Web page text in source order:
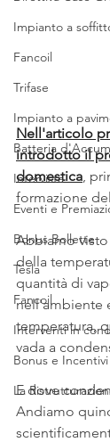
Impianto a
Fancoil
Trifase
Impianto a
Batteria
Intervista
Eventi e
Bonus Bollette
Tesla
Fancoil
Interventi in
Bonus e Incentivi
La
Nell'articolo
introdotto il
domestica ,
formazione
Abbiamo
della
quantità di
nell'ambiente
temperatura,
vada a
E dove
Andiamo